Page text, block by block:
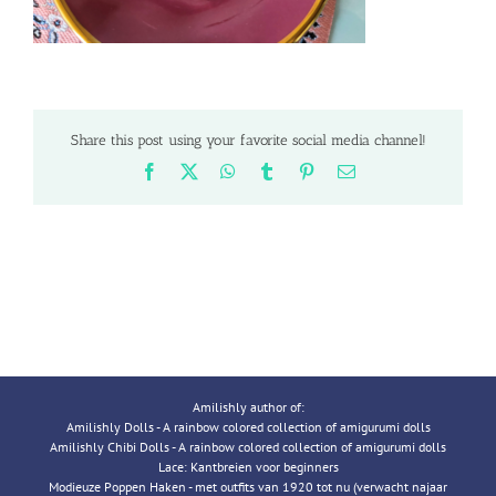
Share this post using your favorite social media channel!
Facebook WhatsApp
Tumblr PinterestEmail
Amilishly author of:
Amilishly Dolls - A rainbow colored collection of amigurumi dolls
Amilishly Chibi Dolls - A rainbow colored collection of amigurumi dolls
Lace: Kantbreien voor beginners
Modieuze Poppen Haken - met outfits van 1920 tot nu (verwacht najaar